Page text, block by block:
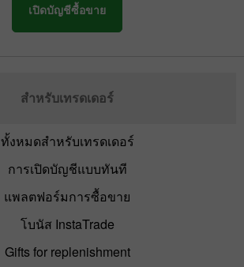
เปิดบัญชีซื้อขาย
สำหรับเทรดเดอร์
ทั้งหมดสำหรับเทรดเดอร์
การเปิดบัญชีแบบทันที
แพลตฟอร์มการซื้อขาย
โบนัส InstaTrade
Gifts for replenishment